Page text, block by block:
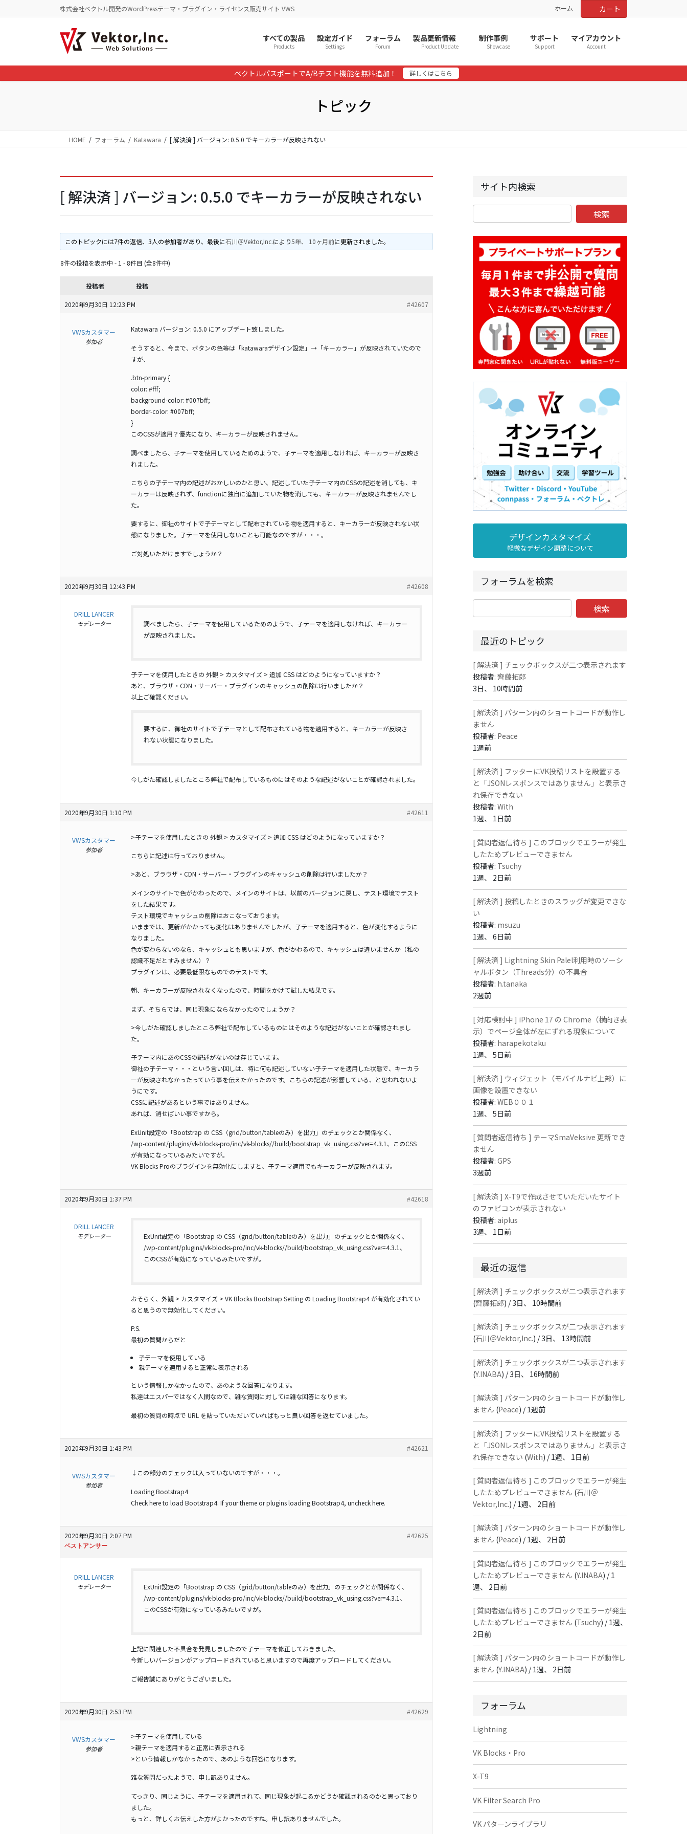
に
移
ョ
ン
株式会社ベクトル開発のWordPressテーマ・プラグイン・ライセンス販売サイト VWS ホーム カート
すべての製品
Products
設定ガイド
Settings
フォーラム
Forum
製品更新情報
Product Update
制作事例
Showcase
サポート
Support
マイアカウント
Account
ベクトルパスポートでA/Bテスト機能を無料追加！ 詳しくはこちら
トピック
HOME フォーラム Katawara [ 解決済 ] バージョン: 0.5.0 でキーカラーが反映されない
[ 解決済 ] バージョン: 0.5.0 でキーカラーが反映されない
このトピックには7件の返信、3人の参加者があり、最後に石川＠Vektor,Inc.により5年、 10ヶ月前に更新されました。
8件の投稿を表示中 - 1 - 8件目 (全8件中)
投稿者 投稿
2020年9月30日 12:23 PM #42607
VWSカスタマー
参加者
Katawara バージョン: 0.5.0 にアップデート致しました。
そうすると、今まで、ボタンの色等は「katawaraデザイン設定」→「キーカラー」が反映されていたので
すが、
.btn-primary {
color: #fff;
background-color: #007bff;
border-color: #007bff;
}
このCSSが適用？優先になり、キーカラーが反映されません。
調べましたら、子テーマを使用しているためのようで、子テーマを適用しなければ、キーカラーが反映さ
れました。
こちらの子テーマ内の記述がおかしいのかと思い、記述していた子テーマ内のCSSの記述を消しても、キ
ーカラーは反映されず、functionに独自に追加していた物を消しても、キーカラーが反映されませんでし
た。
要するに、御社のサイトで子テーマとして配布されている物を適用すると、キーカラーが反映されない状
態になりました。子テーマを使用しないことも可能なのですが・・・。
ご対処いただけますでしょうか？
2020年9月30日 12:43 PM #42608
DRILL LANCER
モデレーター
調べましたら、子テーマを使用しているためのようで、子テーマを適用しなければ、キーカラー
が反映されました。
子テーマを使用したときの 外観 > カスタマイズ > 追加 CSS はどのようになっていますか？
あと、ブラウザ・CDN・サーバー・プラグインのキャッシュの削除は行いましたか？
以上ご確認ください。
要するに、御社のサイトで子テーマとして配布されている物を適用すると、キーカラーが反映さ
れない状態になりました。
今しがた確認しましたところ弊社で配布しているものにはそのような記述がないことが確認されました。
2020年9月30日 1:10 PM #42611
VWSカスタマー
参加者
>子テーマを使用したときの 外観 > カスタマイズ > 追加 CSS はどのようになっていますか？
こちらに記述は行っておりません。
>あと、ブラウザ・CDN・サーバー・プラグインのキャッシュの削除は行いましたか？
メインのサイトで色がかわったので、メインのサイトは、以前のバージョンに戻し、テスト環境でテスト
をした結果です。
テスト環境でキャッシュの削除はおこなっております。
いままでは、更新がかかっても変化はありませんでしたが、子テーマを適用すると、色が変化するように
なりました。
色が変わらないのなら、キャッシュとも思いますが、色がかわるので、キャッシュは違いませんか（私の
認識不足だとすみません）？
プラグインは、必要最低限なものでのテストです。
朝、キーカラーが反映されなくなったので、時間をかけて試した結果です。
まず、そちらでは、同じ現象にならなかったのでしょうか？
>今しがた確認しましたところ弊社で配布しているものにはそのような記述がないことが確認されまし
た。
子テーマ内にあのCSSの記述がないのは存じています。
御社の子テーマ・・・という言い回しは、特に何も記述していない子テーマを適用した状態で、キーカラ
ーが反映されなかったっていう事を伝えたかったのです。こちらの記述が影響している、と思われないよ
うにです。
CSSに記述があるという事ではありません。
あれば、消せばいい事ですから。
ExUnit設定の「Bootstrap の CSS（grid/button/tableのみ）を出力」のチェックとか関係なく、
/wp-content/plugins/vk-blocks-pro/inc/vk-blocks//build/bootstrap_vk_using.css?ver=4.3.1、このCSS
が有効になっているみたいですが。
VK Blocks Proのプラグインを無効化にしますと、子テーマ適用でもキーカラーが反映されます。
2020年9月30日 1:37 PM #42618
DRILL LANCER
モデレーター
ExUnit設定の「Bootstrap の CSS（grid/button/tableのみ）を出力」のチェックとか関係なく、
/wp-content/plugins/vk-blocks-pro/inc/vk-blocks//build/bootstrap_vk_using.css?ver=4.3.1、
このCSSが有効になっているみたいですが。
おそらく、外観 > カスタマイズ > VK Blocks Bootstrap Setting の Loading Bootstrap4 が有効化されてい
ると思うので無効化してください。
P.S.
最初の質問からだと
子テーマを使用している
親テーマを適用すると正常に表示される
という情報しかなかったので、あのような回答になります。
私達はエスパーではなく人間なので、雑な質問に対しては雑な回答になります。
最初の質問の時点で URL を貼っていただいていればもっと良い回答を返せていました。
2020年9月30日 1:43 PM #42621
VWSカスタマー
参加者
↓この部分のチェックは入っていないのですが・・・。
Loading Bootstrap4
Check here to load Bootstrap4. If your theme or plugins loading Bootstrap4, uncheck here.
2020年9月30日 2:07 PM #42625
ベストアンサー
DRILL LANCER
モデレーター
ExUnit設定の「Bootstrap の CSS（grid/button/tableのみ）を出力」のチェックとか関係なく、
/wp-content/plugins/vk-blocks-pro/inc/vk-blocks//build/bootstrap_vk_using.css?ver=4.3.1、
このCSSが有効になっているみたいですが。
上記に関連した不具合を発見しましたので子テーマを修正しておきました。
今新しいバージョンがアップロードされていると思いますので再度アップロードしてください。
ご報告誠にありがとうございました。
2020年9月30日 2:53 PM #42629
VWSカスタマー
参加者
>子テーマを使用している
>親テーマを適用すると正常に表示される
>という情報しかなかったので、あのような回答になります。
雑な質問だったようで、申し訳ありません。
てっきり、同じように、子テーマを適用されて、同じ現象が起こるかどうか確認されるのかと思っており
ました。
もっと、詳しくお伝えした方がよかったのですね。申し訳ありませんでした。
サイト内検索
デザインカスタマイズ
軽微なデザイン調整について
フォーラムを検索
最近のトピック
[ 解決済 ] チェックボックスが二つ表示されます
投稿者:齊藤拓郎
3日、 10時間前
[ 解決済 ] パターン内のショートコードが動作し
ません
投稿者: Peace
1週前
[ 解決済 ] フッターにVK投稿リストを設置する
と「JSONレスポンスではありません」と表示さ
れ保存できない
投稿者:With
1週、 1日前
[ 質問者返信待ち ] このブロックでエラーが発生
したためプレビューできません
投稿者: Tsuchy
1週、 2日前
[ 解決済 ] 投稿したときのスラッグが変更できな
い
投稿者: msuzu
1週、 6日前
[ 解決済 ] Lightning Skin Palel利用時のソーシ
ャルボタン（Threads分）の不具合
投稿者: h.tanaka
2週前
[ 対応検討中 ] iPhone 17 の Chrome（横向き表
示）でページ全体が左にずれる現象について
投稿者: harapekotaku
1週、 5日前
[ 解決済 ] ウィジェット（モバイルナビ上部）に
画像を設置できない
投稿者:WEB００１
1週、 5日前
[ 質問者返信待ち ] テーマSmaVeksive 更新でき
ません
投稿者:GPS
3週前
[ 解決済 ] X-T9で作成させていただいたサイト
のファビコンが表示されない
投稿者:aiplus
3週、 1日前
最近の返信
[ 解決済 ] チェックボックスが二つ表示されます
(齊藤拓郎) /3日、 10時間前
[ 解決済 ] チェックボックスが二つ表示されます
(石川＠Vektor,Inc.) /3日、 13時間前
[ 解決済 ] チェックボックスが二つ表示されます
(Y.INABA) /3日、 16時間前
[ 解決済 ] パターン内のショートコードが動作し
ません (Peace) /1週前
[ 解決済 ] フッターにVK投稿リストを設置する
と「JSONレスポンスではありません」と表示さ
れ保存できない (With) /1週、 1日前
[ 質問者返信待ち ] このブロックでエラーが発生
したためプレビューできません (石川＠
Vektor,Inc.) /1週、 2日前
[ 解決済 ] パターン内のショートコードが動作し
ません (Peace) /1週、 2日前
[ 質問者返信待ち ] このブロックでエラーが発生
したためプレビューできません (Y.INABA) /1
週、 2日前
[ 質問者返信待ち ] このブロックでエラーが発生
したためプレビューできません (Tsuchy) /1週、
2日前
[ 解決済 ] パターン内のショートコードが動作し
ません (Y.INABA) /1週、 2日前
フォーラム
Lightning
VK Blocks・Pro
X-T9
VK Filter Search Pro
VK パターンライブラリ